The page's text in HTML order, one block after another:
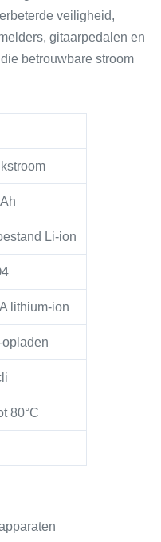
veiligheid,
gitaarpedalen en
betrouwbare stroom
Li-ion
lithium-ion
80°C